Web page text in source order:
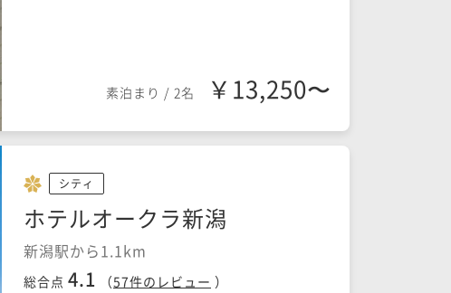
素泊まり / 2名 ￥13,250〜
シティ
ホテルオークラ新潟
新潟駅から1.1km
総合点 4.1 （57件のレビュー ）